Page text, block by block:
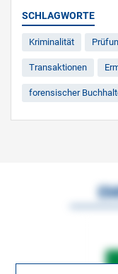
SCHLAGWORTE
Kriminalität
Transaktionen
forensischer